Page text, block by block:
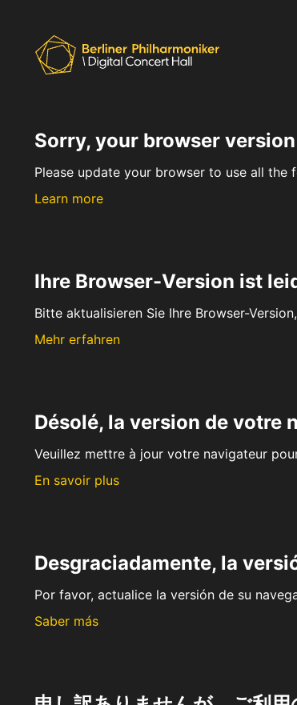
Sorry, your browser
Please update your browser to use all
Learn more
Ihre Browser-Version ist
Bitte aktualisieren Sie Ihre Browser-
Mehr erfahren
Désolé, la version de votre
Veuillez mettre à jour votre navigateur
En savoir plus
Desgraciadamente, la
Por favor, actualice la versión de su
Saber más